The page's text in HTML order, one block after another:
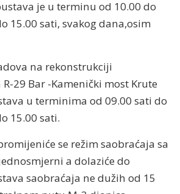
je u terminu od 10.00 do
15.00 sati, svakog dana,osim
na rekonstrukciji
29 Bar -Kamenički most Krute
u terminima od 09.00 sati do
15.00 sati.
se režim saobraćaja sa
a dolaziće do
saobraćaja ne dužih od 15